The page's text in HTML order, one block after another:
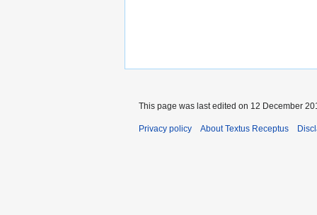
This page was last edited on 12 December
Privacy policy About Textus Receptus